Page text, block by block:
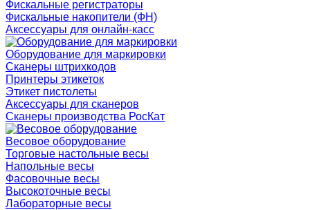
Фискальные регистраторы
Фискальные накопители (ФН)
Аксессуары для онлайн-касс
Оборудование для маркировки
Сканеры штрихкодов
Принтеры этикеток
Этикет пистолеты
Аксессуары для сканеров
Сканеры производства РосКат
Весовое оборудование
Торговые настольные весы
Напольные весы
Фасовочные весы
Высокоточные весы
Лабораторные весы